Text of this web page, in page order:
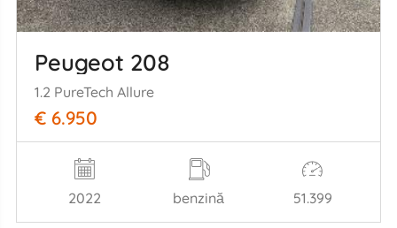
Peugeot 208
1.2 PureTech Allure
€ 6.950
2022 benzină 51.399